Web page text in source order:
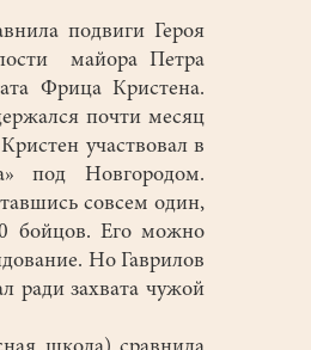
подвиги Героя
майора Петра
Фрица Кристена.
почти месяц
участвовал в
под Новгородом.
совсем один,
бойцов. Его можно
Но Гаврилов
ради захвата чужой